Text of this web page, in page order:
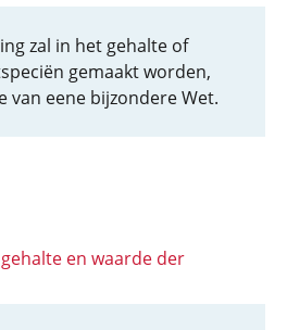
zal in het gehalte of
gemaakt worden,
van eene bijzondere Wet.
en waarde der